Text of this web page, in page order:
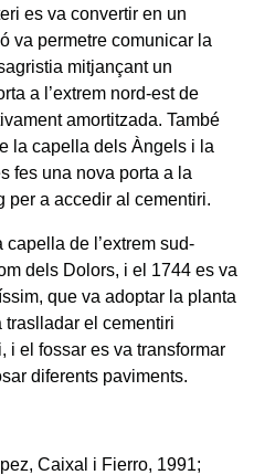
es va convertir en un
va permetre comunicar la
mitjançant un
a l’extrem nord-est de
amortitzada. També
la capella dels Àngels i la
fes una nova porta a la
per a accedir al cementiri.
de l’extrem sud-
dels Dolors, i el 1744 es va
que va adoptar la planta
el cementiri
i el fossar es va transformar
diferents paviments.
Caixal i Fierro, 1991;